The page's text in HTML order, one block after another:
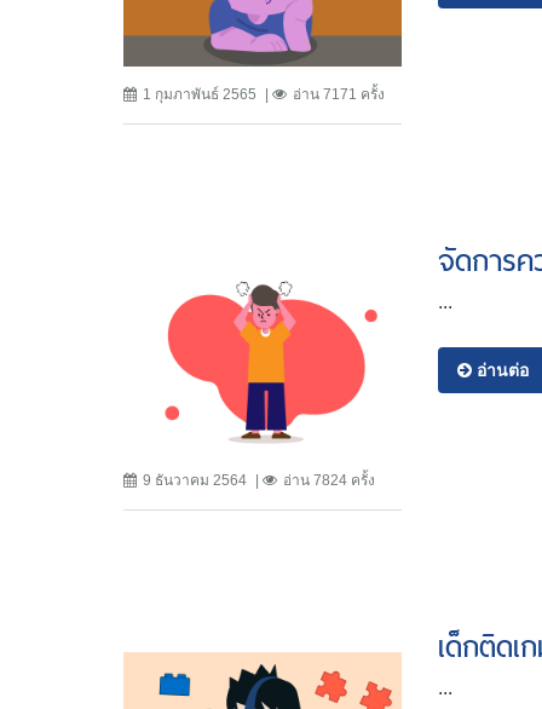
1 กุมภาพันธ์ 2565 อ่าน 7171 ครั้ง
9 ธันวาคม 2564 อ่าน 7824 ครั้ง
จัดการค
...
อ่านต่อ
เด็กติดเ
...